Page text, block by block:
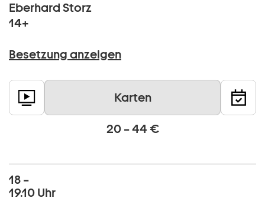
Eberhard Storz
14+
Besetzung anzeigen
Karten
20 – 44 €
18 –
19.10 Uhr